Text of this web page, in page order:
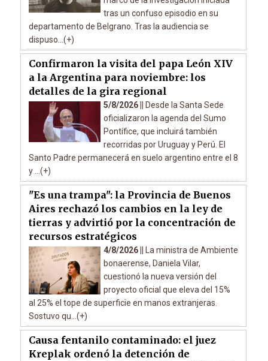
tras un confuso episodio en su
departamento de Belgrano. Tras la audiencia se
dispuso...(+)
Confirmaron la visita del papa León XIV
a la Argentina para noviembre: los
detalles de la gira regional
5/8/2026 ||
Desde la Santa Sede
oficializaron la agenda del Sumo
Pontífice, que incluirá también
recorridas por Uruguay y Perú. El
Santo Padre permanecerá en suelo argentino entre el 8
y ...(+)
"Es una trampa": la Provincia de Buenos
Aires rechazó los cambios en la ley de
tierras y advirtió por la concentración de
recursos estratégicos
4/8/2026 ||
La ministra de Ambiente
bonaerense, Daniela Vilar,
cuestionó la nueva versión del
proyecto oficial que eleva del 15%
al 25% el tope de superficie en manos extranjeras.
Sostuvo qu...(+)
Causa fentanilo contaminado: el juez
Kreplak ordenó la detención de